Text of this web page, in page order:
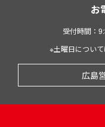
お
受付時間：
※土曜日につい
広島